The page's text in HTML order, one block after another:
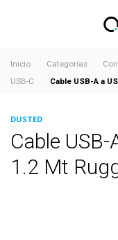
Inicio Categorías
USB-C
Cable USB-A a
DUSTED
Cable USB-
1.2 Mt